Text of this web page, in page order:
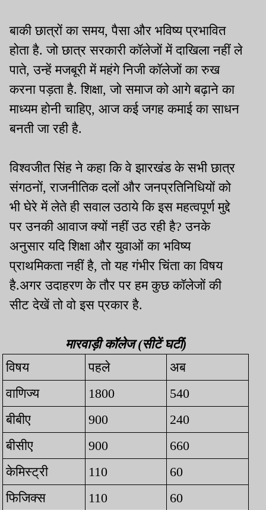
बाकी छात्रों का समय, पैसा और भविष्य प्रभावित
होता है. जो छात्र सरकारी कॉलेजों में दाखिला नहीं ले
पाते, उन्हें मजबूरी में महंगे निजी कॉलेजों का रुख
करना पड़ता है. शिक्षा, जो समाज को आगे बढ़ाने का
माध्यम होनी चाहिए, आज कई जगह कमाई का साधन
बनती जा रही है.
विश्वजीत सिंह ने कहा कि वे झारखंड के सभी छात्र
संगठनों, राजनीतिक दलों और जनप्रतिनिधियों को
भी घेरे में लेते ही सवाल उठाये कि इस महत्वपूर्ण मुद्दे
पर उनकी आवाज क्यों नहीं उठ रही है? उनके
अनुसार यदि शिक्षा और युवाओं का भविष्य
प्राथमिकता नहीं है, तो यह गंभीर चिंता का विषय
है.अगर उदाहरण के तौर पर हम कुछ कॉलेजों की
सीट देखें तो वो इस प्रकार है.
मारवाड़ी कॉलेज (सीटें घटीं)
विषय
पहले
अब
वाणिज्य
1800
540
बीबीए
900
240
बीसीए
900
660
केमिस्ट्री
110
60
फिजिक्स
110
60